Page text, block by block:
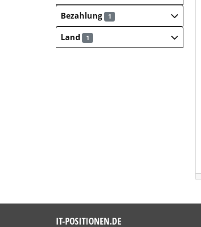
Bezahlung 1
Land 1
IT-POSITIONEN.DE